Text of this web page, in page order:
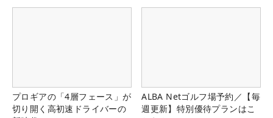
プロギアの「4層フェース」が
切り開く高初速ドライバーの
ALBA Netゴルフ場予約／【毎
週更新】特別優待プランはこ